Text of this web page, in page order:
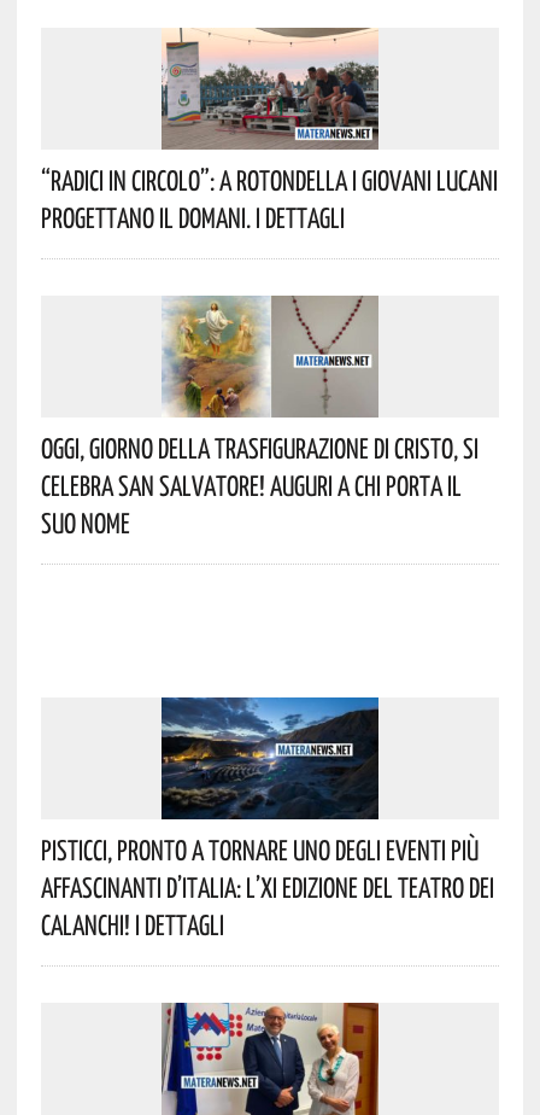
“Radici In Circolo”: A Rotondella I Giovani Lucani
Progettano Il Domani. I Dettagli
Oggi, Giorno Della Trasfigurazione Di Cristo, Si
Celebra San Salvatore! Auguri A Chi Porta Il
Suo Nome
Pisticci, Pronto A Tornare Uno Degli Eventi Più
Affascinanti D’Italia: L’XI Edizione Del Teatro Dei
Calanchi! I Dettagli